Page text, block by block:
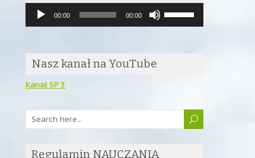
Odtwarzacz
00:00 00:00
góry/do
lub
zmniejszyć
Nasz kanał na YouTube
Kanał SP 3
Regulamin NAUCZANIA